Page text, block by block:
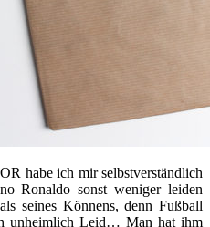
habe ich mir selbstverständlich
Ronaldo sonst weniger leiden
seines Könnens, denn Fußball
unheimlich Leid… Man hat ihm